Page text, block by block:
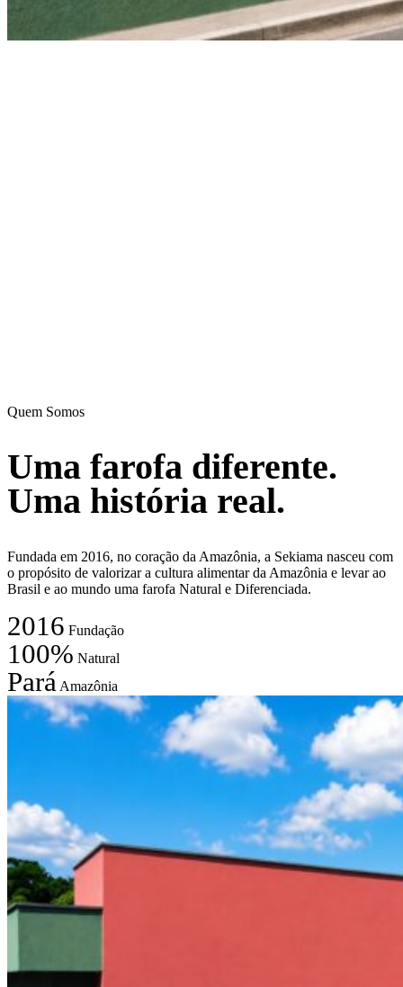
Quem Somos
Uma farofa diferente.
Uma história real.
Fundada em 2016, no coração da Amazônia, a Sekiama nasceu com
o propósito de valorizar a cultura alimentar da Amazônia e levar ao
Brasil e ao mundo uma farofa Natural e Diferenciada.
2016 Fundação
100% Natural
Pará Amazônia